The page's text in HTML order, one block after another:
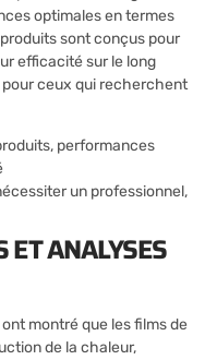
optimales en termes
sont conçus pour
efficacité sur le long
ceux qui recherchent
performances
un professionnel,
ET ANALYSES
montré que les films de
de la chaleur,